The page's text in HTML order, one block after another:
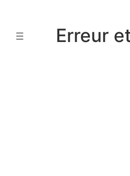
contenu
Erreur